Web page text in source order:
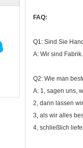
FAQ:
Q1: Sind Sie
A: Wir sind Fabrik.
Q2: Wie man
A: 1, sagen uns,
2, dann lassen
3, als wir alles
4, schließlich